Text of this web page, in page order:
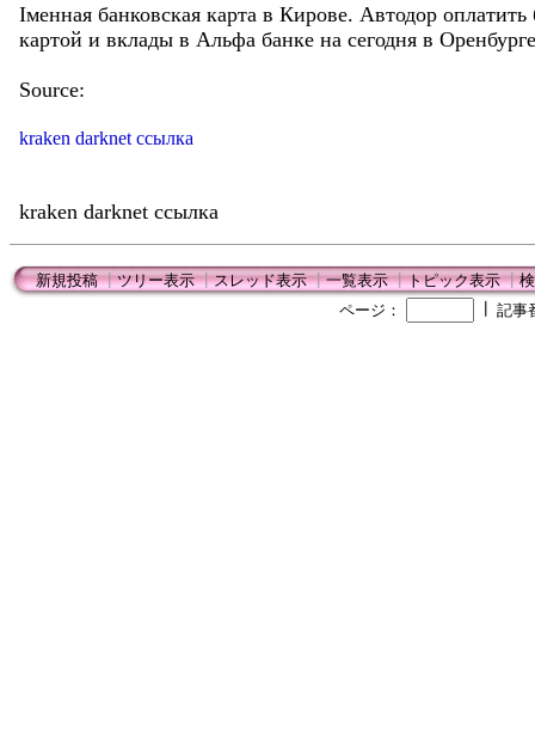
Iменная банковская карта в Кирове. Автодор оплатить
картой и вклады в Альфа банке на сегодня в Оренбурге
Source:
kraken darknet ссылка
kraken darknet ссылка
新規投稿┃ツリー表示┃スレッド表示┃一覧表示┃トピック表示┃
ページ：
記事